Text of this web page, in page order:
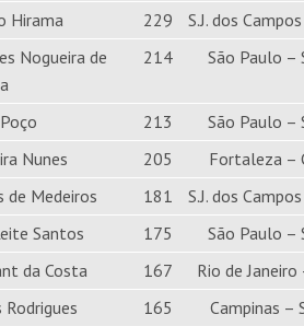
Hirama 229
S.J. dos
Nogueira de
214 São Paulo –
213
São Paulo –
Nunes
205
Fortaleza –
de Medeiros
181
S.J. dos
Santos
175
São Paulo –
da Costa
167
Rio de Janeiro
Rodrigues
165
Campinas –